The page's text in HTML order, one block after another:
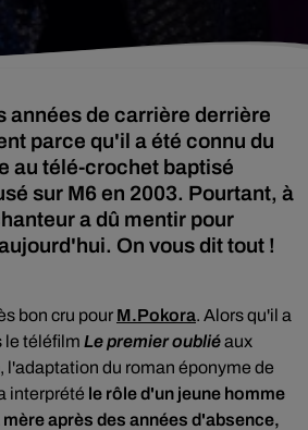
années de carrière derrière
parce qu'il a été connu du
au télé-crochet baptisé
sur M6 en 2003. Pourtant, à
a dû mentir pour
On vous dit tout !
bon cru pour M.Pokora. Alors qu'il a
le téléfilm Le premier oubliéaux
, l'adaptation du roman éponyme de
interprété le rôle d'un jeune homme
après des années d'absence,